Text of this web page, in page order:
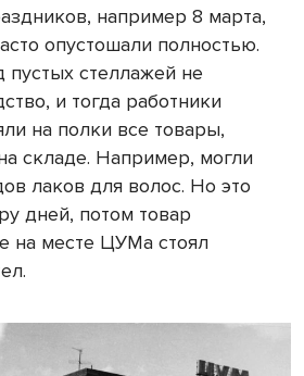
например 8 марта,
опустошали полностью.
стеллажей не
и тогда работники
на полки все товары,
складе. Например, могли
лаков для волос. Но это
дней, потом товар
на месте ЦУМа стоял